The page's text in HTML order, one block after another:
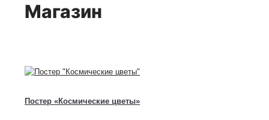
Магазин
Постер «Космические цветы»